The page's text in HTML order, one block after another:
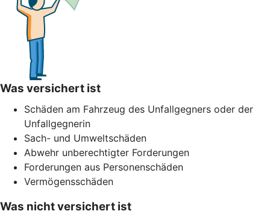
Was versichert ist
Schäden am Fahrzeug des Unfallgegners oder der
Unfallgegnerin
Sach- und Umweltschäden
Abwehr unberechtigter Forderungen
Forderungen aus Personenschäden
Vermögensschäden
Was nicht versichert ist